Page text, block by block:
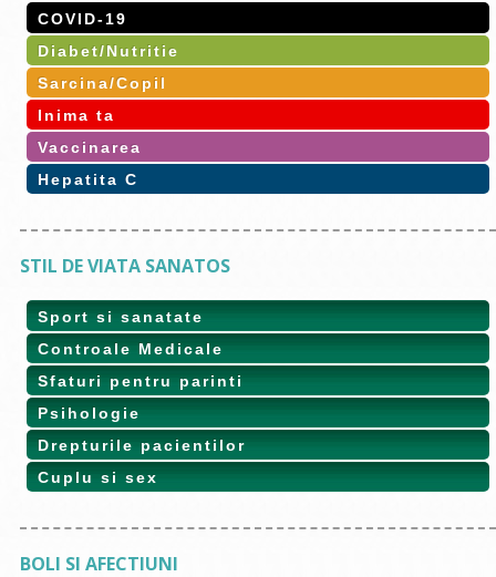
COVID-19
Diabet/Nutritie
Sarcina/Copil
Inima ta
Vaccinarea
Hepatita C
STIL DE VIATA SANATOS
Sport si sanatate
Controale Medicale
Sfaturi pentru parinti
Psihologie
Drepturile pacientilor
Cuplu si sex
BOLI SI AFECTIUNI